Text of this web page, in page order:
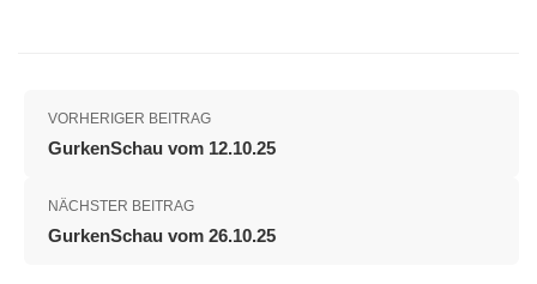
VORHERIGER BEITRAG
GurkenSchau vom 12.10.25
NÄCHSTER BEITRAG
GurkenSchau vom 26.10.25